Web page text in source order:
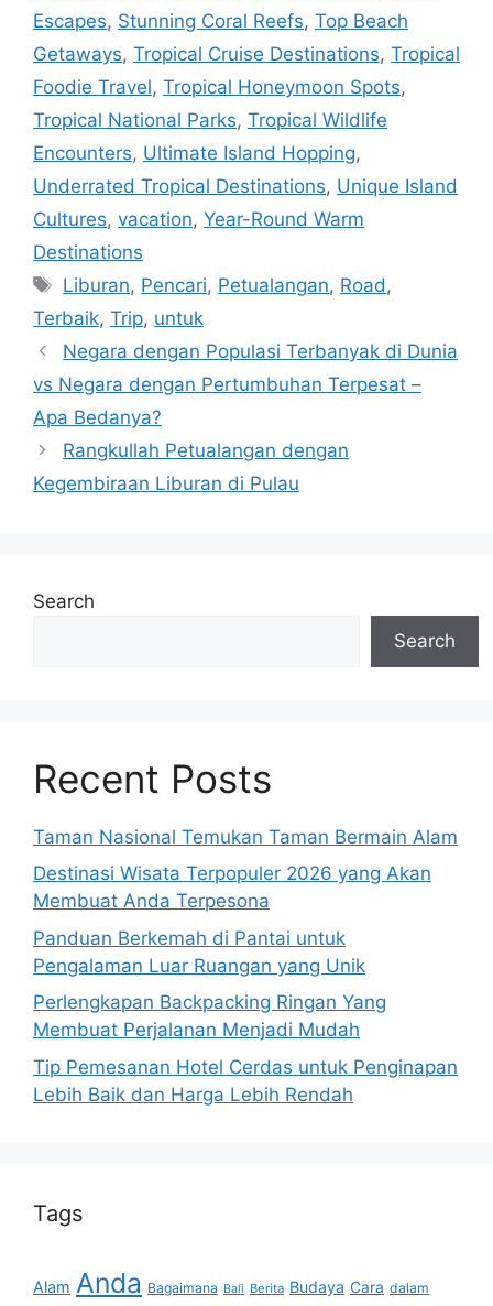
Escapes, Stunning Coral Reefs, Top Beach
Getaways, Tropical Cruise Destinations, Tropical
Foodie Travel, Tropical Honeymoon Spots,
Tropical National Parks, Tropical Wildlife
Encounters, Ultimate Island Hopping,
Underrated Tropical Destinations, Unique Island
Cultures, vacation, Year-Round Warm
Destinations
Tags
Liburan, Pencari, Petualangan, Road ,
Terbaik, Trip, untuk
Negara dengan Populasi Terbanyak di Dunia
vs Negara dengan Pertumbuhan Terpesat –
Apa Bedanya?
Rangkullah Petualangan dengan
Kegembiraan Liburan di Pulau
Search
Search
Recent Posts
Taman Nasional Temukan Taman Bermain Alam
Destinasi Wisata Terpopuler 2026 yang Akan
Membuat Anda Terpesona
Panduan Berkemah di Pantai untuk
Pengalaman Luar Ruangan yang Unik
Perlengkapan Backpacking Ringan Yang
Membuat Perjalanan Menjadi Mudah
Tip Pemesanan Hotel Cerdas untuk Penginapan
Lebih Baik dan Harga Lebih Rendah
Tags
Alam Anda Bagaimana Bali Berita Budaya Cara dalam